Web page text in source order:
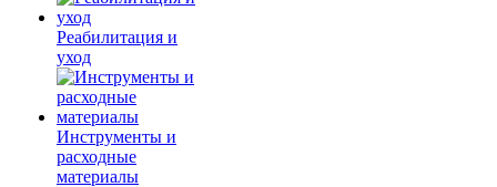
Реабилитация и
уход
Инструменты и
расходные
материалы